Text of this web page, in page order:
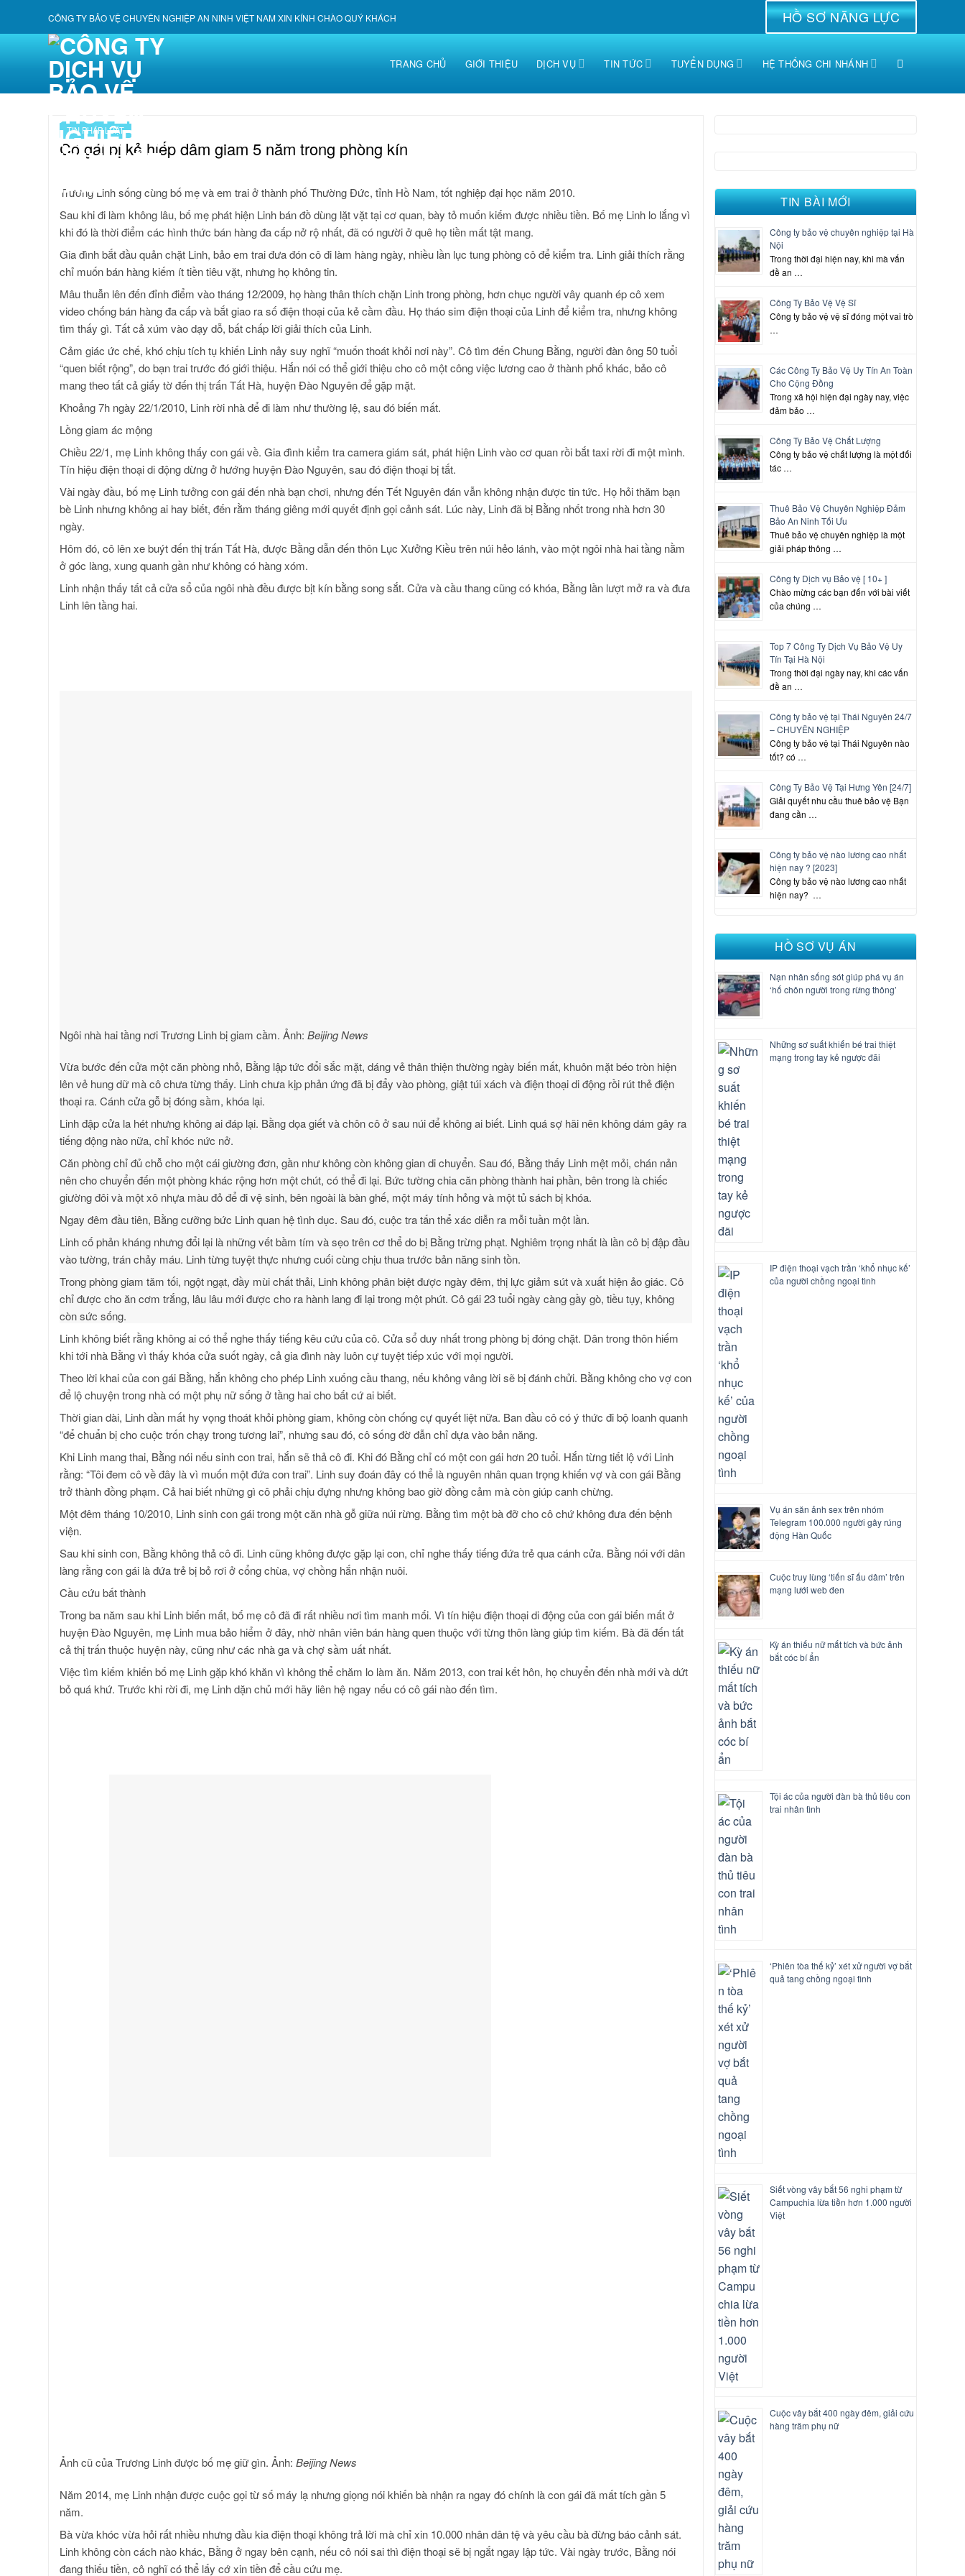
CÔNG TY BẢO VỆ CHUYÊN NGHIỆP AN NINH VIỆT NAM XIN KÍNH CHÀO QUÝ KHÁCH HỒ SƠ NĂNG LỰC
TRANG CHỦ GIỚI THIỆU DỊCH VỤ TIN TỨC TUYỂN DỤNG HỆ THỐNG CHI NHÁNH
TIN PHÁP LUẬT
Cô gái bị kẻ hiếp dâm giam 5 năm trong phòng kín
Trương Linh sống cùng bố mẹ và em trai ở thành phố Thường Đức, tỉnh Hồ Nam, tốt nghiệp đại học năm 2010.
Sau khi đi làm không lâu, bố mẹ phát hiện Linh bán đồ dùng lặt vặt tại cơ quan, bày tỏ muốn kiếm được nhiều tiền. Bố mẹ Linh lo lắng vì
khi đó là thời điểm các hình thức bán hàng đa cấp nở rộ nhất, đã có người ở quê họ tiền mất tật mang.
Gia đình bắt đầu quản chặt Linh, bảo em trai đưa đón cô đi làm hàng ngày, nhiều lần lục tung phòng cô để kiểm tra. Linh giải thích rằng
chỉ muốn bán hàng kiếm ít tiền tiêu vặt, nhưng họ không tin.
Mâu thuẫn lên đến đỉnh điểm vào tháng 12/2009, họ hàng thân thích chặn Linh trong phòng, hơn chục người vây quanh ép cô xem
video chống bán hàng đa cấp và bắt giao ra số điện thoại của kẻ cầm đầu. Họ tháo sim điện thoại của Linh để kiểm tra, nhưng không
tìm thấy gì. Tất cả xúm vào dạy dỗ, bất chấp lời giải thích của Linh.
Cảm giác ức chế, khó chịu tích tụ khiến Linh nảy suy nghĩ “muốn thoát khỏi nơi này”. Cô tìm đến Chung Bằng, người đàn ông 50 tuổi
“quen biết rộng”, do bạn trai trước đó giới thiệu. Hắn nói có thể giới thiệu cho cô một công việc lương cao ở thành phố khác, bảo cô
mang theo tất cả giấy tờ đến thị trấn Tất Hà, huyện Đào Nguyên để gặp mặt.
Khoảng 7h ngày 22/1/2010, Linh rời nhà để đi làm như thường lệ, sau đó biến mất.
Lồng giam ác mộng
Chiều 22/1, mẹ Linh không thấy con gái về. Gia đình kiểm tra camera giám sát, phát hiện Linh vào cơ quan rồi bắt taxi rời đi một mình.
Tín hiệu điện thoại di động dừng ở hướng huyện Đào Nguyên, sau đó điện thoại bị tắt.
Vài ngày đầu, bố mẹ Linh tưởng con gái đến nhà bạn chơi, nhưng đến Tết Nguyên đán vẫn không nhận được tin tức. Họ hỏi thăm bạn
bè Linh nhưng không ai hay biết, đến rằm tháng giêng mới quyết định gọi cảnh sát. Lúc này, Linh đã bị Bằng nhốt trong nhà hơn 30
ngày.
Hôm đó, cô lên xe buýt đến thị trấn Tất Hà, được Bằng dẫn đến thôn Lục Xưởng Kiều trên núi hẻo lánh, vào một ngôi nhà hai tầng nằm
ở góc làng, xung quanh gần như không có hàng xóm.
Linh nhận thấy tất cả cửa sổ của ngôi nhà đều được bịt kín bằng song sắt. Cửa và cầu thang cũng có khóa, Bằng lần lượt mở ra và đưa
Linh lên tầng hai.
Ngôi nhà hai tầng nơi Trương Linh bị giam cầm. Ảnh: Beijing News
Vừa bước đến cửa một căn phòng nhỏ, Bằng lập tức đổi sắc mặt, dáng vẻ thân thiện thường ngày biến mất, khuôn mặt béo tròn hiện
lên vẻ hung dữ mà cô chưa từng thấy. Linh chưa kịp phản ứng đã bị đẩy vào phòng, giật túi xách và điện thoại di động rồi rút thẻ điện
thoại ra. Cánh cửa gỗ bị đóng sầm, khóa lại.
Linh đập cửa la hét nhưng không ai đáp lại. Bằng dọa giết và chôn cô ở sau núi để không ai biết. Linh quá sợ hãi nên không dám gây ra
tiếng động nào nữa, chỉ khóc nức nở.
Căn phòng chỉ đủ chỗ cho một cái giường đơn, gần như không còn không gian di chuyển. Sau đó, Bằng thấy Linh mệt mỏi, chán nản
nên cho chuyển đến một phòng khác rộng hơn một chút, có thể đi lại. Bức tường chia căn phòng thành hai phần, bên trong là chiếc
giường đôi và một xô nhựa màu đỏ để đi vệ sinh, bên ngoài là bàn ghế, một máy tính hỏng và một tủ sách bị khóa.
Ngay đêm đầu tiên, Bằng cưỡng bức Linh quan hệ tình dục. Sau đó, cuộc tra tấn thể xác diễn ra mỗi tuần một lần.
Linh cố phản kháng nhưng đổi lại là những vết bầm tím và sẹo trên cơ thể do bị Bằng trừng phạt. Nghiêm trọng nhất là lần cô bị đập đầu
vào tường, trán chảy máu. Linh từng tuyệt thực nhưng cuối cùng chịu thua trước bản năng sinh tồn.
Trong phòng giam tăm tối, ngột ngạt, đầy mùi chất thải, Linh không phân biệt được ngày đêm, thị lực giảm sút và xuất hiện ảo giác. Cô
chỉ được cho ăn cơm trắng, lâu lâu mới được cho ra hành lang đi lại trong một phút. Cô gái 23 tuổi ngày càng gầy gò, tiều tụy, không
còn sức sống.
Linh không biết rằng không ai có thể nghe thấy tiếng kêu cứu của cô. Cửa sổ duy nhất trong phòng bị đóng chặt. Dân trong thôn hiếm
khi tới nhà Bằng vì thấy khóa cửa suốt ngày, cả gia đình này luôn cự tuyệt tiếp xúc với mọi người.
Theo lời khai của con gái Bằng, hắn không cho phép Linh xuống cầu thang, nếu không vâng lời sẽ bị đánh chửi. Bằng không cho vợ con
để lộ chuyện trong nhà có một phụ nữ sống ở tầng hai cho bất cứ ai biết.
Thời gian dài, Linh dần mất hy vọng thoát khỏi phòng giam, không còn chống cự quyết liệt nữa. Ban đầu cô có ý thức đi bộ loanh quanh
“để chuẩn bị cho cuộc trốn chạy trong tương lai”, nhưng sau đó, cô sống đờ đẫn chỉ dựa vào bản năng.
Khi Linh mang thai, Bằng nói nếu sinh con trai, hắn sẽ thả cô đi. Khi đó Bằng chỉ có một con gái hơn 20 tuổi. Hắn từng tiết lộ với Linh
rằng: “Tôi đem cô về đây là vì muốn một đứa con trai”. Linh suy đoán đây có thể là nguyên nhân quan trọng khiến vợ và con gái Bằng
trở thành đồng phạm. Cả hai biết những gì cô phải chịu đựng nhưng không bao giờ đồng cảm mà còn giúp canh chừng.
Một đêm tháng 10/2010, Linh sinh con gái trong một căn nhà gỗ giữa núi rừng. Bằng tìm một bà đỡ cho cô chứ không đưa đến bệnh
viện.
Sau khi sinh con, Bằng không thả cô đi. Linh cũng không được gặp lại con, chỉ nghe thấy tiếng đứa trẻ qua cánh cửa. Bằng nói với dân
làng rằng con gái là đứa trẻ bị bỏ rơi ở cổng chùa, vợ chồng hắn nhận nuôi.
Cầu cứu bất thành
Trong ba năm sau khi Linh biến mất, bố mẹ cô đã đi rất nhiều nơi tìm manh mối. Vì tín hiệu điện thoại di động của con gái biến mất ở
huyện Đào Nguyên, mẹ Linh mua bảo hiểm ở đây, nhờ nhân viên bán hàng quen thuộc với từng thôn làng giúp tìm kiếm. Bà đã đến tất
cả thị trấn thuộc huyện này, cũng như các nhà ga và chợ sầm uất nhất.
Việc tìm kiếm khiến bố mẹ Linh gặp khó khăn vì không thể chăm lo làm ăn. Năm 2013, con trai kết hôn, họ chuyển đến nhà mới và dứt
bỏ quá khứ. Trước khi rời đi, mẹ Linh dặn chủ mới hãy liên hệ ngay nếu có cô gái nào đến tìm.
Ảnh cũ của Trương Linh được bố mẹ giữ gìn. Ảnh: Beijing News
Năm 2014, mẹ Linh nhận được cuộc gọi từ số máy lạ nhưng giọng nói khiến bà nhận ra ngay đó chính là con gái đã mất tích gần 5
năm.
Bà vừa khóc vừa hỏi rất nhiều nhưng đầu kia điện thoại không trả lời mà chỉ xin 10.000 nhân dân tệ và yêu cầu bà đừng báo cảnh sát.
Linh không còn cách nào khác, Bằng ở ngay bên cạnh, nếu cô nói sai thì điện thoại sẽ bị ngắt ngay lập tức. Vài ngày trước, Bằng nói
đang thiếu tiền, cô nghĩ có thể lấy cớ xin tiền để cầu cứu mẹ.
TIN BÀI MỚI
Công ty bảo vệ chuyên nghiệp tại Hà
Nội
Trong thời đại hiện nay, khi mà vấn
đề an …
Công Ty Bảo Vệ Vệ Sĩ
Công ty bảo vệ vệ sĩ đóng một vai trò
…
Các Công Ty Bảo Vệ Uy Tín An Toàn
Cho Cộng Đồng
Trong xã hội hiện đại ngày nay, việc
đảm bảo …
Công Ty Bảo Vệ Chất Lượng
Công ty bảo vệ chất lượng là một đối
tác …
Thuê Bảo Vệ Chuyên Nghiệp Đảm
Bảo An Ninh Tối Ưu
Thuê bảo vệ chuyên nghiệp là một
giải pháp thông …
Công ty Dịch vụ Bảo vệ [ 10+ ]
Chào mừng các bạn đến với bài viết
của chúng …
Top 7 Công Ty Dịch Vụ Bảo Vệ Uy
Tín Tại Hà Nội
Trong thời đại ngày nay, khi các vấn
đề an …
Công ty bảo vệ tại Thái Nguyên 24/7
– CHUYÊN NGHIỆP
Công ty bảo vệ tại Thái Nguyên nào
tốt? có …
Công Ty Bảo Vệ Tại Hưng Yên [24/7]
Giải quyết nhu cầu thuê bảo vệ Bạn
đang cần …
Công ty bảo vệ nào lương cao nhất
hiện nay ? [2023]
Công ty bảo vệ nào lương cao nhất
hiện nay? …
HỒ SƠ VỤ ÁN
Nạn nhân sống sót giúp phá vụ án
‘hố chôn người trong rừng thông’
Những sơ suất khiến bé trai thiệt
mạng trong tay kẻ ngược đãi
IP điện thoại vạch trần ‘khổ nhục kế’
của người chồng ngoại tình
Vụ án săn ảnh sex trên nhóm
Telegram 100.000 người gây rúng
động Hàn Quốc
Cuộc truy lùng ‘tiến sĩ ấu dâm’ trên
mạng lưới web đen
Kỳ án thiếu nữ mất tích và bức ảnh
bắt cóc bí ẩn
Tội ác của người đàn bà thủ tiêu con
trai nhân tình
‘Phiên tòa thế kỷ’ xét xử người vợ bắt
quả tang chồng ngoại tình
Siết vòng vây bắt 56 nghi phạm từ
Campuchia lừa tiền hơn 1.000 người
Việt
Cuộc vây bắt 400 ngày đêm, giải cứu
hàng trăm phụ nữ